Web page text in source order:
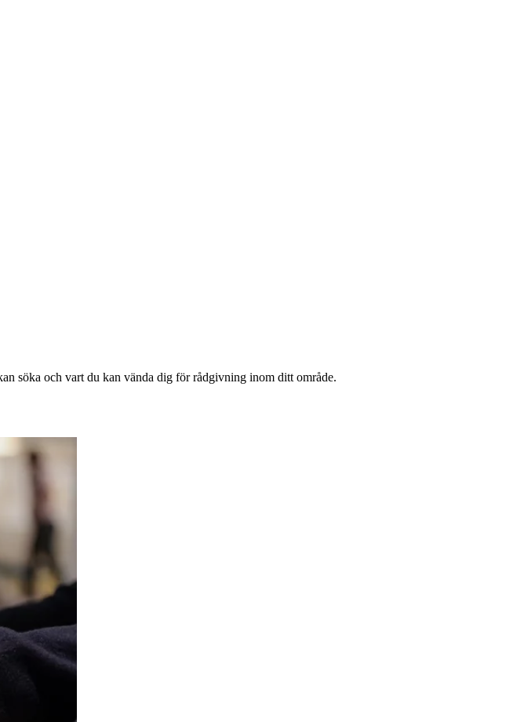
söka och vart du kan vända dig för rådgivning inom ditt område.